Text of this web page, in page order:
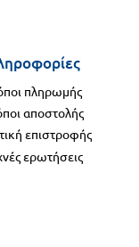
πληρωμής
αποστολής
επιστροφής
ερωτήσεις